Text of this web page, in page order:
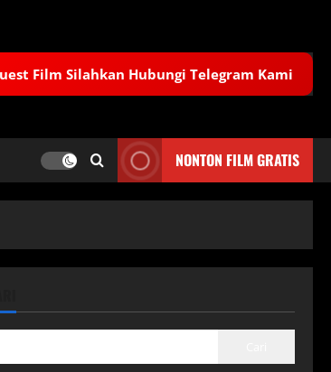
Film Silahkan Hubungi Telegram Kami
NONTON FILM GRATIS